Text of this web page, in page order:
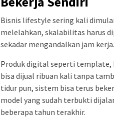
Bisnis lifestyle sering kali
melelahkan, skalabilitas harus
sekadar mengandalkan jam kerja.
Produk digital seperti template,
bisa dijual ribuan kali tanpa
tidur pun, sistem bisa terus
model yang sudah terbukti
beberapa tahun terakhir.